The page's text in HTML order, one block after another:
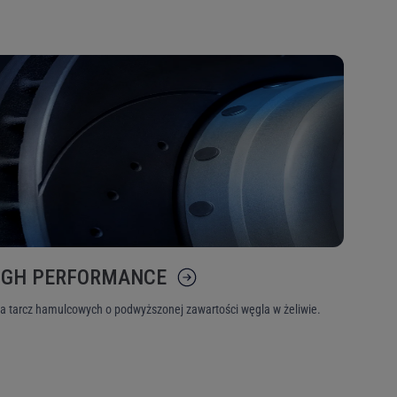
PERFORMANCE
tarcz hamulcowych o podwyższonej zawartości węgla w żeliwie.